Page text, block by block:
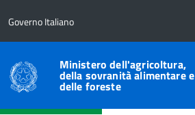
Governo Italiano
Ministero dell'agricoltura,
della sovranità alimentare e
delle foreste